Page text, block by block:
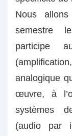
Nous
semestre
participe
analogique
œuvre, à
systèmes
(audio par